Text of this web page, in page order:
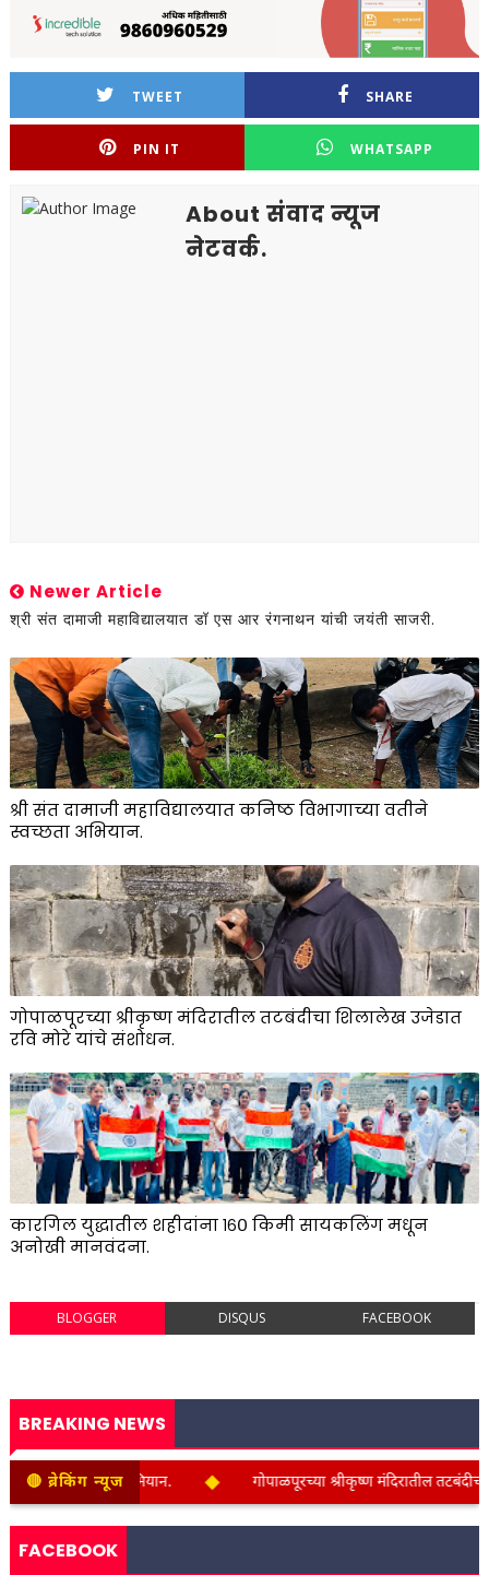
TWEET SHARE
PIN IT WHATSAPP
About संवाद न्यूज
नेटवर्क.
Newer Article
श्री संत दामाजी महाविद्यालयात डॉ एस आर रंगनाथन यांची जयंती साजरी.
श्री संत दामाजी महाविद्यालयात कनिष्ठ विभागाच्या वतीने
स्वच्छता अभियान.
गोपाळपूरच्या श्रीकृष्ण मंदिरातील तटबंदीचा शिलालेख उजेडात
रवि मोरे यांचे संशोधन.
कारगिल युद्धातील शहीदांना १६० किमी सायकलिंग मधून
अनोखी मानवंदना.
BLOGGER DISQUS FACEBOOK
BREAKING NEWS
🔴 ब्रेकिंग न्यूज
स्वच्छता अभियान. ◆ गोपाळपूरच्या श्रीकृष्ण मंदिरातील तटबंदीचा
FACEBOOK